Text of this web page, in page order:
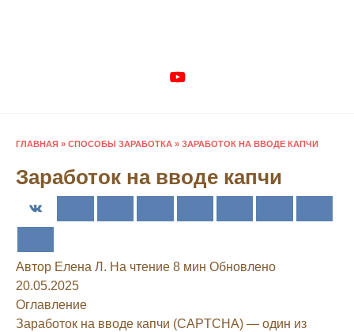
ГЛАВНАЯ » СПОСОБЫ ЗАРАБОТКА » ЗАРАБОТОК НА ВВОДЕ КАПЧИ
Заработок на вводе капчи
Автор Елена Л. На чтение 8 мин Обновлено
20.05.2025
Оглавление
Заработок на вводе капчи (CAPTCHA) — один из